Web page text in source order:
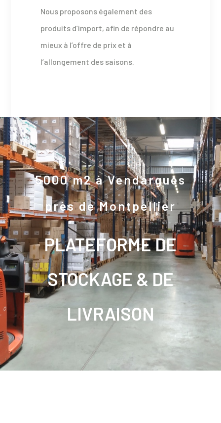
Nous proposons également des
produits d’import, afin de répondre au
mieux à l’offre de prix et à
l’allongement des saisons.
5000 m2 à Vendargues
près de Montpellier
PLATEFORME DE
STOCKAGE & DE
LIVRAISON